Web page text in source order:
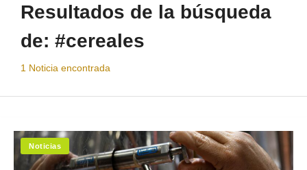
Resultados de la búsqueda
de: #cereales
1 Noticia encontrada
Noticias